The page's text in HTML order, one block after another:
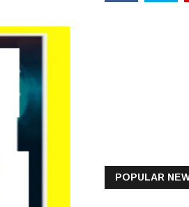
POPULAR